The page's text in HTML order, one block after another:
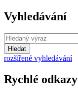
Vyhledávání
Hledat
rozšířené vyhledávání
Rychlé odkazy